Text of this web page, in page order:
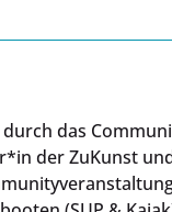
das
der ZuKunst